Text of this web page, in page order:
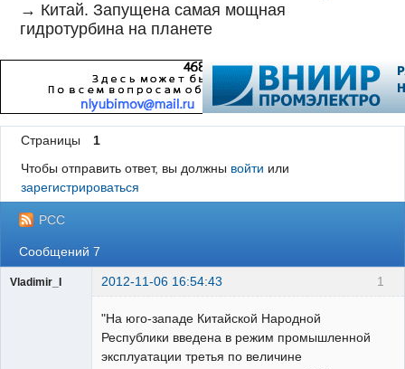
→ Китай. Запущена самая мощная
гидротурбина на планете
Страницы
1
Чтобы отправить ответ, вы должны войти или
зарегистрироваться
РСС
Сообщений 7
1
Vladimir_I 2012-11-06 16:54:43
"На юго-западе Китайской Народной
Республики введена в режим промышленной
эксплуатации третья по величине